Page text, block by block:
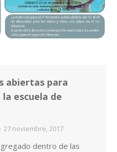
abiertas para
escuela de
27 noviembre, 2017
dentro de las